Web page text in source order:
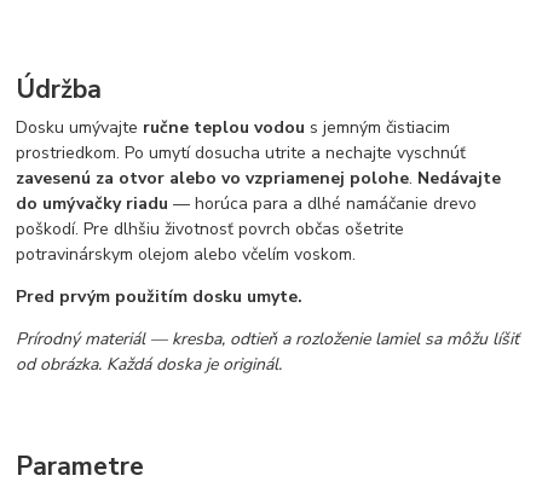
Údržba
Dosku umývajte ručne teplou vodou s jemným čistiacim
prostriedkom. Po umytí dosucha utrite a nechajte vyschnúť
zavesenú za otvor alebo vo vzpriamenej polohe. Nedávajte
do umývačky riadu — horúca para a dlhé namáčanie drevo
poškodí. Pre dlhšiu životnosť povrch občas ošetrite
potravinárskym olejom alebo včelím voskom.
Pred prvým použitím dosku umyte.
Prírodný materiál — kresba, odtieň a rozloženie lamiel sa môžu líšiť
od obrázka. Každá doska je originál.
Parametre